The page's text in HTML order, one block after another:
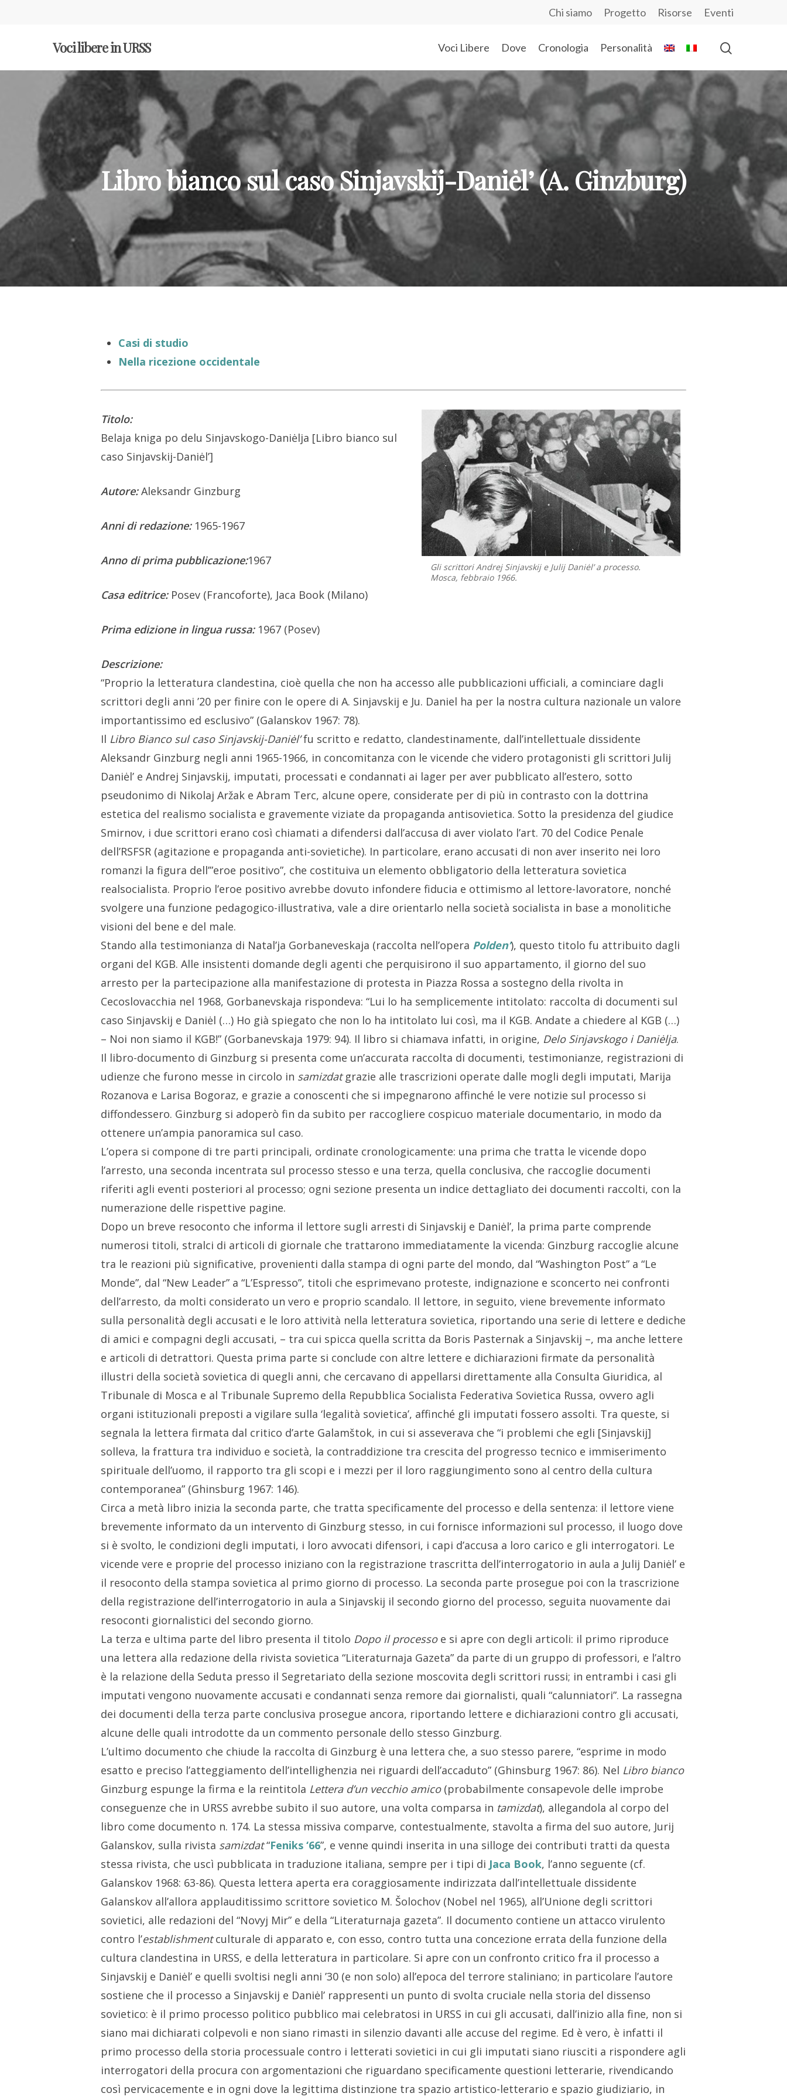
Chi siamo Progetto Risorse Eventi
Voci libere in URSS Voci Libere Dove Cronologia Personalità
Libro bianco sul caso Sinjavskij-Daniėl’ (A. Ginzburg)
Casi di studio
Nella ricezione occidentale
Gli scrittori Andrej Sinjavskij e Julij Daniėl’ a processo.
Mosca, febbraio 1966.
Titolo:
Belaja kniga po delu Sinjavskogo-Daniėlja [Libro bianco sul
caso Sinjavskij-Daniėl’]
Autore:Aleksandr Ginzburg
Anni di redazione: 1965-1967
Anno di prima pubblicazione:1967
Casa editrice:Posev (Francoforte), Jaca Book (Milano)
Prima edizione in lingua russa: 1967 (Posev)
Descrizione:
“Proprio la letteratura clandestina, cioè quella che non ha accesso alle pubblicazioni ufficiali, a cominciare dagli
scrittori degli anni ’20 per finire con le opere di A. Sinjavskij e Ju. Daniel ha per la nostra cultura nazionale un valore
importantissimo ed esclusivo” (Galanskov 1967: 78).
Il Libro Bianco sul caso Sinjavskij-Daniėl’fu scritto e redatto, clandestinamente, dall’intellettuale dissidente
Aleksandr Ginzburg negli anni 1965-1966, in concomitanza con le vicende che videro protagonisti gli scrittori Julij
Daniėl’ e Andrej Sinjavskij, imputati, processati e condannati ai lager per aver pubblicato all’estero, sotto
pseudonimo di Nikolaj Aržak e Abram Terc, alcune opere, considerate per di più in contrasto con la dottrina
estetica del realismo socialista e gravemente viziate da propaganda antisovietica. Sotto la presidenza del giudice
Smirnov, i due scrittori erano così chiamati a difendersi dall’accusa di aver violato l’art. 70 del Codice Penale
dell’RSFSR (agitazione e propaganda anti-sovietiche). In particolare, erano accusati di non aver inserito nei loro
romanzi la figura dell’”eroe positivo”, che costituiva un elemento obbligatorio della letteratura sovietica
realsocialista. Proprio l’eroe positivo avrebbe dovuto infondere fiducia e ottimismo al lettore-lavoratore, nonché
svolgere una funzione pedagogico-illustrativa, vale a dire orientarlo nella società socialista in base a monolitiche
visioni del bene e del male.
Stando alla testimonianza di Natal’ja Gorbaneveskaja (raccolta nell’opera Polden’), questo titolo fu attribuito dagli
organi del KGB. Alle insistenti domande degli agenti che perquisirono il suo appartamento, il giorno del suo
arresto per la partecipazione alla manifestazione di protesta in Piazza Rossa a sostegno della rivolta in
Cecoslovacchia nel 1968, Gorbanevskaja rispondeva: “Lui lo ha semplicemente intitolato: raccolta di documenti sul
caso Sinjavskij e Daniėl (…) Ho già spiegato che non lo ha intitolato lui così, ma il KGB. Andate a chiedere al KGB (…)
– Noi non siamo il KGB!” (Gorbanevskaja 1979: 94). Il libro si chiamava infatti, in origine, Delo Sinjavskogo i Daniėlja.
Il libro-documento di Ginzburg si presenta come un’accurata raccolta di documenti, testimonianze, registrazioni di
udienze che furono messe in circolo in samizdatgrazie alle trascrizioni operate dalle mogli degli imputati, Marija
Rozanova e Larisa Bogoraz, e grazie a conoscenti che si impegnarono affinché le vere notizie sul processo si
diffondessero. Ginzburg si adoperò fin da subito per raccogliere cospicuo materiale documentario, in modo da
ottenere un’ampia panoramica sul caso.
L’opera si compone di tre parti principali, ordinate cronologicamente: una prima che tratta le vicende dopo
l’arresto, una seconda incentrata sul processo stesso e una terza, quella conclusiva, che raccoglie documenti
riferiti agli eventi posteriori al processo; ogni sezione presenta un indice dettagliato dei documenti raccolti, con la
numerazione delle rispettive pagine.
Dopo un breve resoconto che informa il lettore sugli arresti di Sinjavskij e Daniėl’, la prima parte comprende
numerosi titoli, stralci di articoli di giornale che trattarono immediatamente la vicenda: Ginzburg raccoglie alcune
tra le reazioni più significative, provenienti dalla stampa di ogni parte del mondo, dal “Washington Post” a “Le
Monde”, dal “New Leader” a “L’Espresso”, titoli che esprimevano proteste, indignazione e sconcerto nei confronti
dell’arresto, da molti considerato un vero e proprio scandalo. Il lettore, in seguito, viene brevemente informato
sulla personalità degli accusati e le loro attività nella letteratura sovietica, riportando una serie di lettere e dediche
di amici e compagni degli accusati, – tra cui spicca quella scritta da Boris Pasternak a Sinjavskij –, ma anche lettere
e articoli di detrattori. Questa prima parte si conclude con altre lettere e dichiarazioni firmate da personalità
illustri della società sovietica di quegli anni, che cercavano di appellarsi direttamente alla Consulta Giuridica, al
Tribunale di Mosca e al Tribunale Supremo della Repubblica Socialista Federativa Sovietica Russa, ovvero agli
organi istituzionali preposti a vigilare sulla ‘legalità sovietica’, affinché gli imputati fossero assolti. Tra queste, si
segnala la lettera firmata dal critico d’arte Galamštok, in cui si asseverava che “i problemi che egli [Sinjavskij]
solleva, la frattura tra individuo e società, la contraddizione tra crescita del progresso tecnico e immiserimento
spirituale dell’uomo, il rapporto tra gli scopi e i mezzi per il loro raggiungimento sono al centro della cultura
contemporanea” (Ghinsburg 1967: 146).
Circa a metà libro inizia la seconda parte, che tratta specificamente del processo e della sentenza: il lettore viene
brevemente informato da un intervento di Ginzburg stesso, in cui fornisce informazioni sul processo, il luogo dove
si è svolto, le condizioni degli imputati, i loro avvocati difensori, i capi d’accusa a loro carico e gli interrogatori. Le
vicende vere e proprie del processo iniziano con la registrazione trascritta dell’interrogatorio in aula a Julij Daniėl’ e
il resoconto della stampa sovietica al primo giorno di processo. La seconda parte prosegue poi con la trascrizione
della registrazione dell’interrogatorio in aula a Sinjavskij il secondo giorno del processo, seguita nuovamente dai
resoconti giornalistici del secondo giorno.
La terza e ultima parte del libro presenta il titolo Dopo il processoe si apre con degli articoli: il primo riproduce
una lettera alla redazione della rivista sovietica “Literaturnaja Gazeta” da parte di un gruppo di professori, e l’altro
è la relazione della Seduta presso il Segretariato della sezione moscovita degli scrittori russi; in entrambi i casi gli
imputati vengono nuovamente accusati e condannati senza remore dai giornalisti, quali “calunniatori”. La rassegna
dei documenti della terza parte conclusiva prosegue ancora, riportando lettere e dichiarazioni contro gli accusati,
alcune delle quali introdotte da un commento personale dello stesso Ginzburg.
L’ultimo documento che chiude la raccolta di Ginzburg è una lettera che, a suo stesso parere, “esprime in modo
esatto e preciso l’atteggiamento dell’intellighenzia nei riguardi dell’accaduto” (Ghinsburg 1967: 86). Nel Libro bianco
Ginzburg espunge la firma e la reintitola Lettera d’un vecchio amico(probabilmente consapevole delle improbe
conseguenze che in URSS avrebbe subito il suo autore, una volta comparsa in tamizdat), allegandola al corpo del
libro come documento n. 174. La stessa missiva comparve, contestualmente, stavolta a firma del suo autore, Jurij
Galanskov, sulla rivista samizdat“Feniks ‘66”, e venne quindi inserita in una silloge dei contributi tratti da questa
stessa rivista, che uscì pubblicata in traduzione italiana, sempre per i tipi di Jaca Book, l’anno seguente (cf.
Galanskov 1968: 63-86). Questa lettera aperta era coraggiosamente indirizzata dall’intellettuale dissidente
Galanskov all’allora applauditissimo scrittore sovietico M. Šolochov (Nobel nel 1965), all’Unione degli scrittori
sovietici, alle redazioni del “Novyj Mir” e della “Literaturnaja gazeta”. Il documento contiene un attacco virulento
contro l’establishmentculturale di apparato e, con esso, contro tutta una concezione errata della funzione della
cultura clandestina in URSS, e della letteratura in particolare. Si apre con un confronto critico fra il processo a
Sinjavskij e Daniėl’ e quelli svoltisi negli anni ’30 (e non solo) all’epoca del terrore staliniano; in particolare l’autore
sostiene che il processo a Sinjavskij e Daniėl’ rappresenti un punto di svolta cruciale nella storia del dissenso
sovietico: è il primo processo politico pubblico mai celebratosi in URSS in cui gli accusati, dall’inizio alla fine, non si
siano mai dichiarati colpevoli e non siano rimasti in silenzio davanti alle accuse del regime. Ed è vero, è infatti il
primo processo della storia processuale contro i letterati sovietici in cui gli imputati siano riusciti a rispondere agli
interrogatori della procura con argomentazioni che riguardano specificamente questioni letterarie, rivendicando
così pervicacemente e in ogni dove la legittima distinzione tra spazio artistico-letterario e spazio giudiziario, in